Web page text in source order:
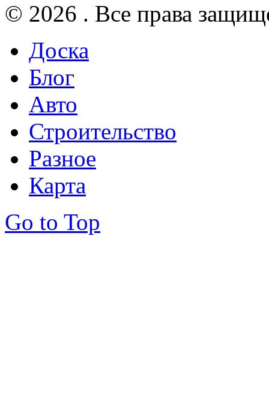
© 2026 . Все права
Доска
Блог
Авто
Строительство
Разное
Карта
Go to Top